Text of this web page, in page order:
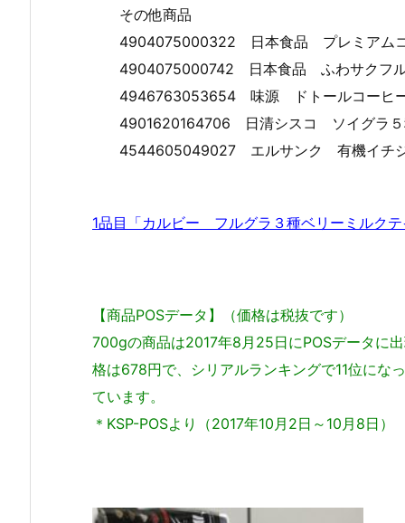
その他商品
4904075000322 日本食品 プレミアムコ
4904075000742 日本食品 ふわサクフル
4946763053654 味源 ドトールコーヒ
4901620164706 日清シスコ ソイグラ５
4544605049027 エルサンク 有機イチ
1品目「カルビー フルグラ３種ベリーミルク
【商品POSデータ】（価格は税抜です）
700gの商品は2017年8月25日にPOSデータに
格は678円で、シリアルランキングで11位に
ています。
＊KSP-POSより（2017年10月2日～10月8日）